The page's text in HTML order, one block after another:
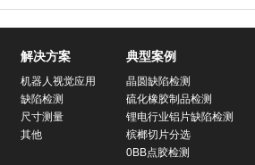
解决方案
机器人视觉应用
缺陷检测
尺寸测量
其他
典型案例
晶圆缺陷检测
硫化橡胶制品检测
锂电行业铝片缺陷检测
槟榔切片分选
0BB点胶检测